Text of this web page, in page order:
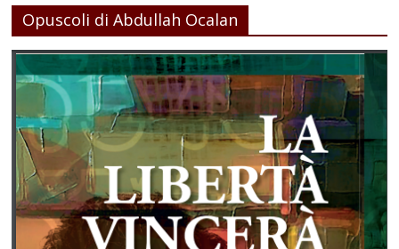
Opuscoli di Abdullah Ocalan